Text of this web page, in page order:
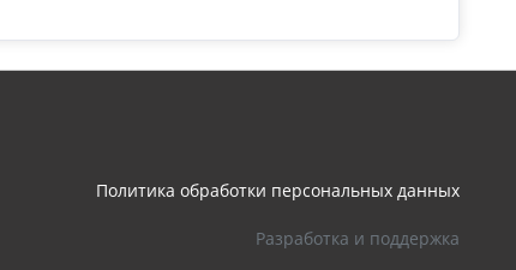
Политика обработки персональных данных
Разработка и поддержка